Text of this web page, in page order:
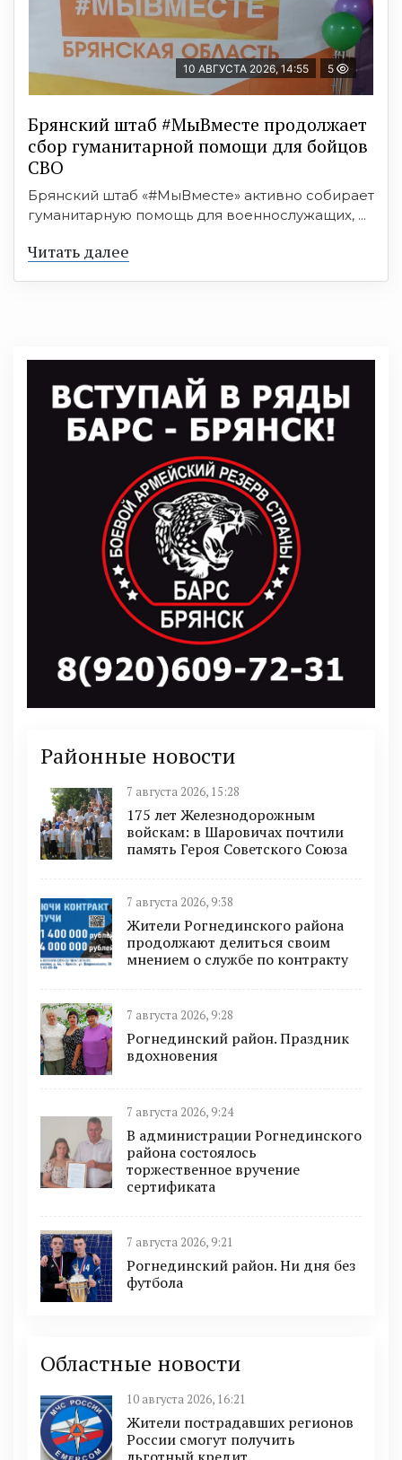
10 АВГУСТА 2026, 14:55 5
Брянский штаб #МыВместе продолжает
сбор гуманитарной помощи для бойцов
СВО
Брянский штаб «#МыВместе» активно собирает
гуманитарную помощь для военнослужащих, ...
Читать далее
Районные новости
7 августа 2026, 15:28
175 лет Железнодорожным
войскам: в Шаровичах почтили
память Героя Советского Союза
7 августа 2026, 9:38
Жители Рогнединского района
продолжают делиться своим
мнением о службе по контракту
7 августа 2026, 9:28
Рогнединский район. Праздник
вдохновения
7 августа 2026, 9:24
В администрации Рогнединского
района состоялось
торжественное вручение
сертификата
7 августа 2026, 9:21
Рогнединский район. Ни дня без
футбола
Областные новости
10 августа 2026, 16:21
Жители пострадавших регионов
России смогут получить
льготный кредит